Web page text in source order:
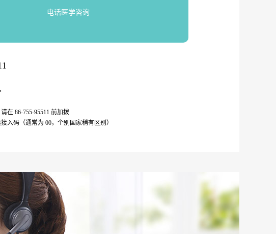
电话医学咨询
在 86-755-95511 前加拨
入码（通常为 00，个别国家稍有区别）